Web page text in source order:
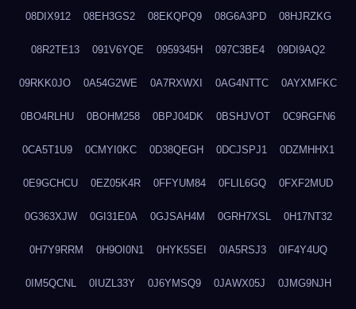
08DIX912 08EH3GS2 08EKQPQ9 08G6A3PD 08HJRZKG
08R2TE13 091V6YQE 0959345H 097C3BE4 09DI9AQ2
09RKK0JO 0A54G2WE 0A7RXWXI 0AG4NTTC 0AYXMFKC
0BO4RLHU 0BOHM258 0BPJ04DK 0BSHJVOT 0C9RGFN6
0CA5T1U9 0CMYI0KC 0D38QEGH 0DCJSPJ1 0DZMHHX1
0E9GCHCU 0EZ05K4R 0FFYUM84 0FLIL6GQ 0FXF2MUD
0G363XJW 0GI31E0A 0GJSAH4M 0GRH7XSL 0H17NT32
0H7Y9RRM 0H9OI0N1 0HYK5SEI 0IA5RSJ3 0IF4Y4UQ
0IM5QCNL 0IUZL33Y 0J6YMSQ9 0JAWX05J 0JMG9NJH